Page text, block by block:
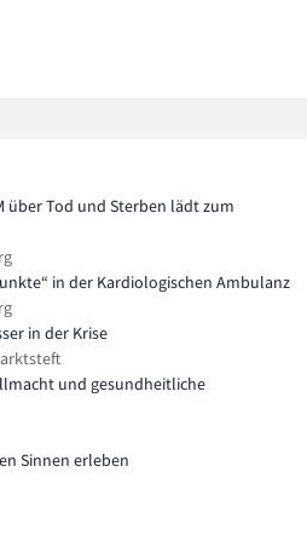
über Tod und Sterben lädt zum
in der Kardiologischen Ambulanz
in der Krise
und gesundheitliche
Sinnen erleben